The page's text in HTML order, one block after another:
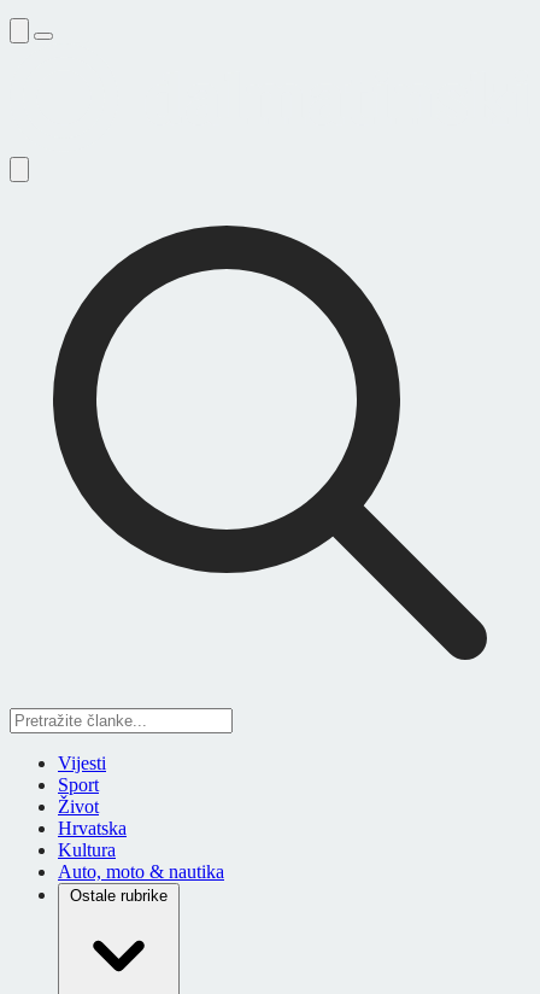
Vijesti
Sport
Život
Hrvatska
Kultura
Auto, moto & nautika
Ostale rubrike